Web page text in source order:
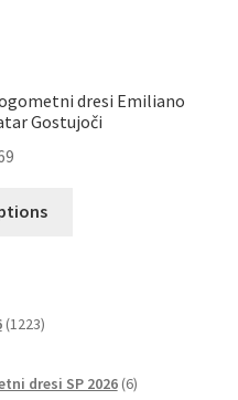
dresi Emiliano
Gostujoči
izberete
1223izdelkov
dresi SP 2026 6izdelkov